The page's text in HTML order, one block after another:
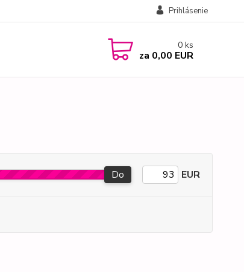
Prihlásenie
0 ks
za 0,00 EUR
Do EUR